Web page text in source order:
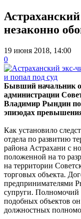
незаконно
19 июня 2018, 14:00
0
Бывший начальник
администрации
Владимир Рындин
эпизодах
Как установило
отдела по развитию
района Астрахани с
положенной на то
на территории
торговых объекта.
предпринимателями
супруги.
подобных объектов
должностных